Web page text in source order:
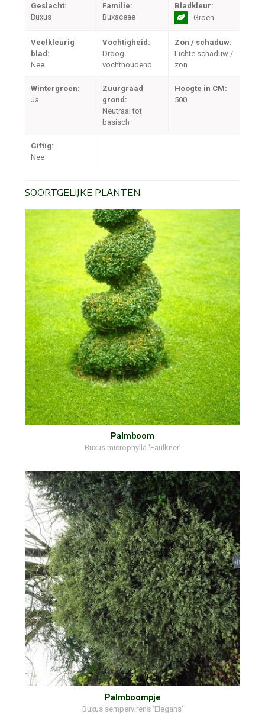
Geslacht:
Buxus
Familie:
Buxaceae
Bladkleur:
Groen
Veelkleurig
blad:
Nee
Vochtigheid:
Droog-
vochthoudend
Zon / schaduw:
Lichte schaduw /
zon
Wintergroen:
Ja
Zuurgraad
grond:
Neutraal tot
basisch
Hoogte in CM:
500
Giftig:
Nee
SOORTGELIJKE PLANTEN
Palmboom
Buxus microphylla 'Faulkner'
Palmboompje
Buxus sempervirens 'Elegans'